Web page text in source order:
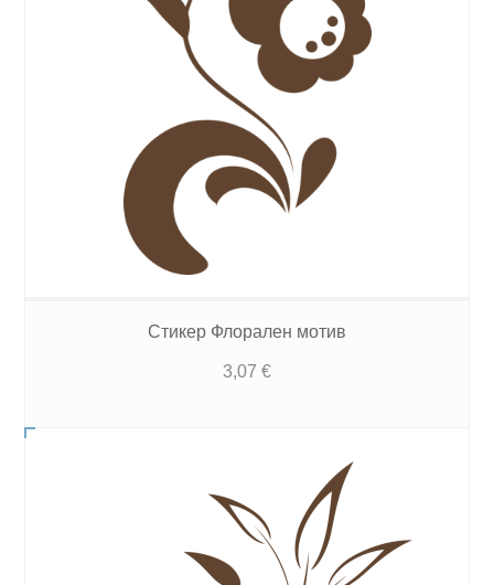
Стикер Флорален мотив
3,07 €